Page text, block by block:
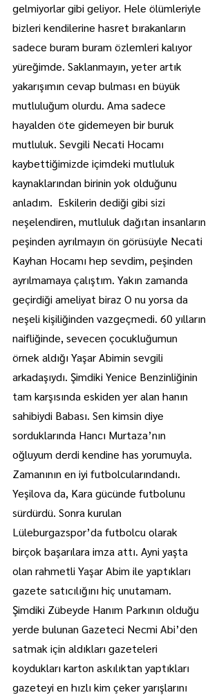
gelmiyorlar gibi geliyor. Hele ölümleriyle
bizleri kendilerine hasret bırakanların
sadece buram buram özlemleri kalıyor
yüreğimde. Saklanmayın, yeter artık
yakarışımın cevap bulması en büyük
mutluluğum olurdu. Ama sadece
hayalden öte gidemeyen bir buruk
mutluluk. Sevgili Necati Hocamı
kaybettiğimizde içimdeki mutluluk
kaynaklarından birinin yok olduğunu
anladım.  Eskilerin dediği gibi sizi
neşelendiren, mutluluk dağıtan insanların
peşinden ayrılmayın ön görüsüyle Necati
Kayhan Hocamı hep sevdim, peşinden
ayrılmamaya çalıştım. Yakın zamanda
geçirdiği ameliyat biraz O nu yorsa da
neşeli kişiliğinden vazgeçmedi. 60 yılların
naifliğinde, sevecen çocukluğumun
örnek aldığı Yaşar Abimin sevgili
arkadaşıydı. Şimdiki Yenice Benzinliğinin
tam karşısında eskiden yer alan hanın
sahibiydi Babası. Sen kimsin diye
sorduklarında Hancı Murtaza’nın
oğluyum derdi kendine has yorumuyla.
Zamanının en iyi futbolcularındandı.
Yeşilova da, Kara gücünde futbolunu
sürdürdü. Sonra kurulan
Lüleburgazspor’da futbolcu olarak
birçok başarılara imza attı. Ayni yaşta
olan rahmetli Yaşar Abim ile yaptıkları
gazete satıcılığını hiç unutamam.
Şimdiki Zübeyde Hanım Parkının olduğu
yerde bulunan Gazeteci Necmi Abi’den
satmak için aldıkları gazeteleri
koydukları karton askılıktan yaptıkları
gazeteyi en hızlı kim çeker yarışlarını